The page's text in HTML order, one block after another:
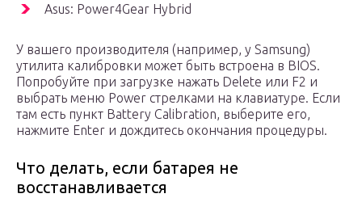
Asus: Power4Gear Hybrid
У вашего производителя (например, у Samsung)
утилита калибровки может быть встроена в BIOS.
Попробуйте при загрузке нажать Delete или F2 и
выбрать меню Power стрелками на клавиатуре. Если
там есть пункт Battery Calibration, выберите его,
нажмите Enter и дождитесь окончания процедуры.
Что делать, если батарея не
восстанавливается